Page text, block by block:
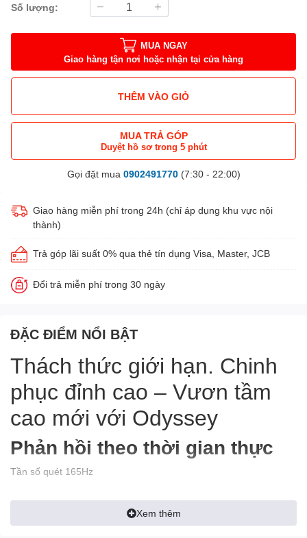
Số lượng:
MUA NGAY
Giao hàng tận nơi hoặc nhận tại cửa hàng
THÊM VÀO GIỎ
MUA TRẢ GÓP
Duyệt hồ sơ trong 5 phút
Gọi đặt mua 0902491770(7:30 - 22:00)
Giao hàng miễn phí trong 24h (chỉ áp dụng khu vực nội
thành)
Trả góp lãi suất 0% qua thẻ tín dụng Visa, Master, JCB
Đổi trả miễn phí trong 30 ngày
ĐẶC ĐIỂM NỔI BẬT
Thách thức giới hạn. Chinh
phục đỉnh cao – Vươn tầm
cao mới với Odyssey
Phản hồi theo thời gian thực
Tần số quét 165Hz
tốc loại bỏ tối đa giật, lag cho trải nghiệm chiến đấu mượt mà, ưu
việt.
Xem thêm